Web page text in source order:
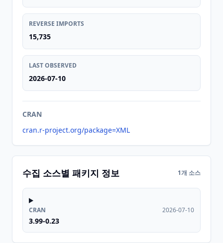
REVERSE IMPORTS
15,735
LAST OBSERVED
2026-07-10
CRAN
cran.r-project.org/package=XML
수집 소스별 패키지 정보 1개 소스
CRAN
3.99-0.23
2026-07-10